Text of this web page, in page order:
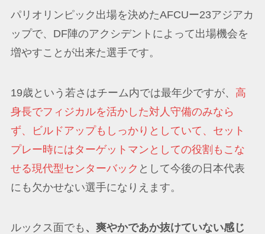
パリオリンピック出場を決めたAFCUー23アジアカ
ップで、DF陣のアクシデントによって出場機会を
増やすことが出来た選手です。
19歳という若さはチーム内では最年少ですが、 高
身長でフィジカルを活かした対人守備のみなら
ず、ビルドアップもしっかりとしていて、セット
プレー時にはターゲットマンとしての役割もこな
せる現代型センターバック として今後の日本代表
にも欠かせない選手になりえます。
ルックス面でも 、爽やかであか抜けていない感じ